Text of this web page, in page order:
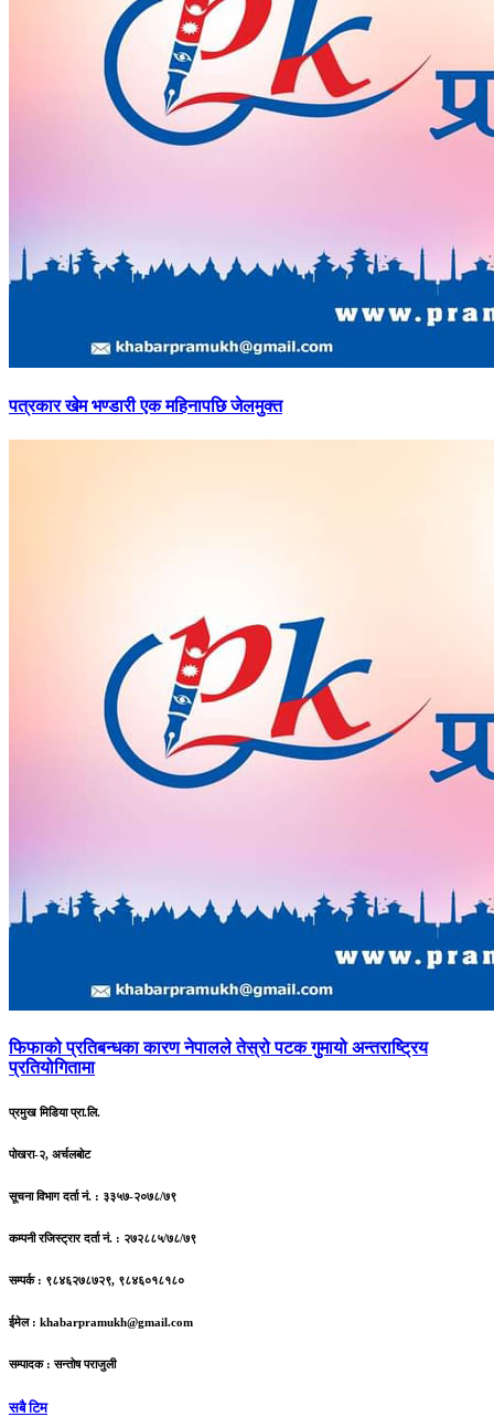
पत्रकारखेम भण्डारी एक महिनापछि जेलमुक्त
फिफाकोप्रतिबन्धका कारण नेपालले तेस्रो पटक गुमायो अन्तराष्ट्रिय
प्रतियोगितामा
प्रमुख मिडिया प्रा.लि.
पोखरा-२, अर्चलबोट
सूचना विभाग दर्ता नं. : ३३५७-२०७८/७९
कम्पनी रजिस्ट्रार दर्ता नं. : २७२८८५/७८/७९
सम्पर्क : ९८४६२७८७२९, ९८४६०१८१८०
ईमेल : khabarpramukh@gmail.com
सम्पादक : सन्तोष पराजुली
सबै टिम